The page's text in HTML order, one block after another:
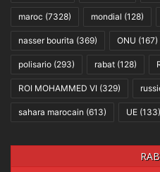
maroc (7328) mondial (128)
nasser bourita (369) ONU (167)
polisario (293) rabat (128)
ROI MOHAMMED VI (329)
sahara marocain (613) UE (133)